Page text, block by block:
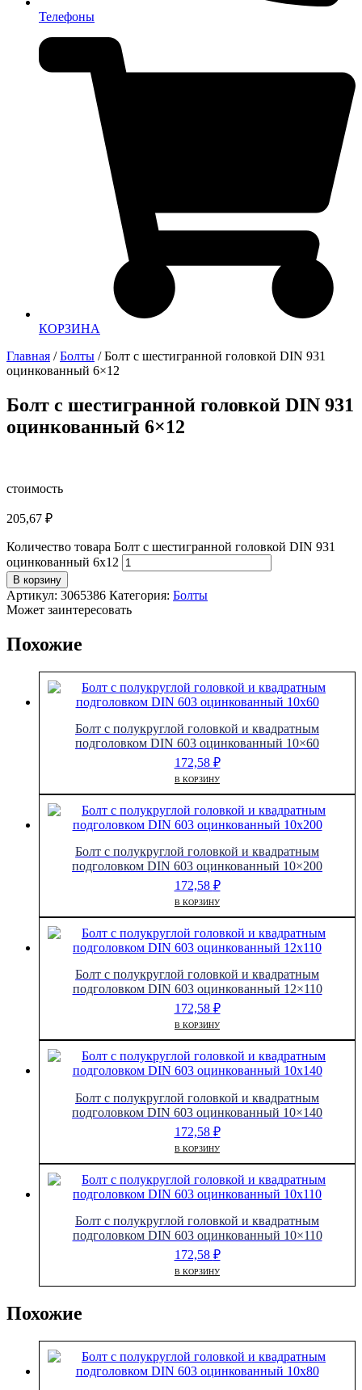
Телефоны
КОРЗИНА
Главная /Болты / Болт с шестигранной головкой DIN 931
оцинкованный 6×12
Болт с шестигранной головкой DIN 931
оцинкованный 6×12
стоимость
205,67 ₽
Количество товара Болт с шестигранной головкой DIN 931
оцинкованный 6x12
В корзину
Артикул: 3065386 Категория: Болты
Может заинтересовать
Похожие
Болт с полукруглой головкой и квадратным
подголовком DIN 603 оцинкованный 10×60
172,58 ₽
В КОРЗИНУ
Болт с полукруглой головкой и квадратным
подголовком DIN 603 оцинкованный 10×200
172,58 ₽
В КОРЗИНУ
Болт с полукруглой головкой и квадратным
подголовком DIN 603 оцинкованный 12×110
172,58 ₽
В КОРЗИНУ
Болт с полукруглой головкой и квадратным
подголовком DIN 603 оцинкованный 10×140
172,58 ₽
В КОРЗИНУ
Болт с полукруглой головкой и квадратным
подголовком DIN 603 оцинкованный 10×110
172,58 ₽
В КОРЗИНУ
Похожие